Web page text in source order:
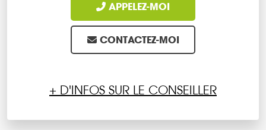
APPELEZ-MOI
CONTACTEZ-MOI
+ D'INFOS SUR LE CONSEILLER